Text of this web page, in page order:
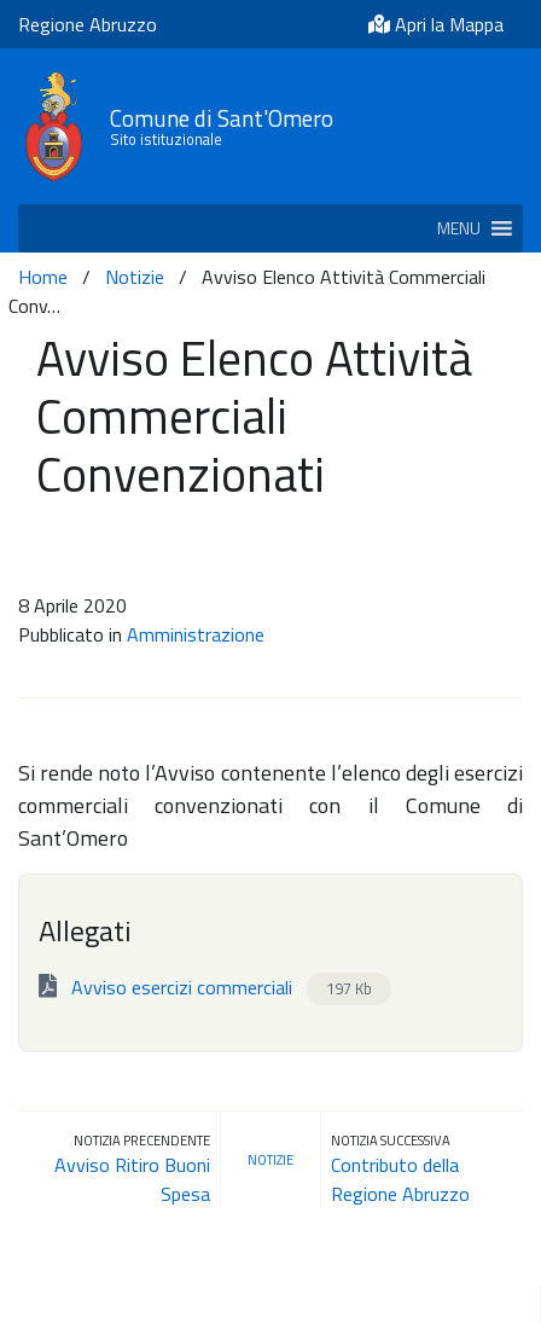
Regione Abruzzo Apri la Mappa
Comune di Sant'Omero
Sito istituzionale
MENU
Home / Notizie / Avviso Elenco Attività Commerciali
Conv…
Avviso Elenco Attività
Commerciali
Convenzionati
8 Aprile 2020
Pubblicato in Amministrazione
Si rende noto l’Avviso contenente l’elenco degli esercizi
commerciali convenzionati con il Comune di
Sant’Omero
Allegati
Avviso esercizi commerciali 197 Kb
NOTIZIA PRECENDENTE
Avviso Ritiro Buoni
Spesa
NOTIZIE
NOTIZIA SUCCESSIVA
Contributo della
Regione Abruzzo